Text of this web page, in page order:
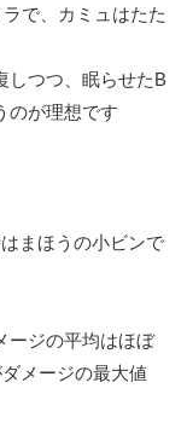
で、カミュはたた
しつつ、眠らせたB
のが理想です
まほうの小ビンで
ージの平均はほぼ
メージの最大値